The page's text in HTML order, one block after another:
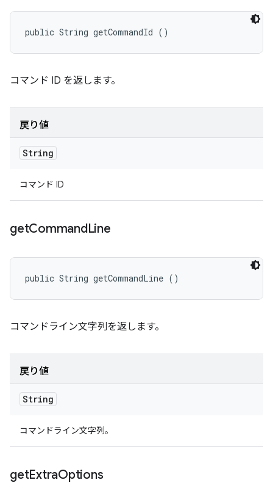
public String getCommandId ()
コマンド ID を返します。
戻り値
String
コマンド ID
getCommandLine
public String getCommandLine ()
コマンドライン文字列を返します。
戻り値
String
コマンドライン文字列。
getExtraOptions